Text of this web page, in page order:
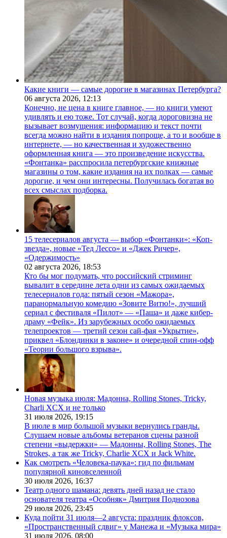
Какие книги — самые дорогие в магазинах Петербурга?
06 августа 2026, 12:13
Конечно, не цена в книге главное, — но книги умеют
удивлять и ею тоже. Тот случай, когда дороговизна не
вызывает возмущения: информацию и текст почти
всегда можно найти в издания попроще, а то и вообще в
интернете, — но качественная и художественно
оформленная книга — это произведение искусства.
«Фонтанка» расспросила петербургские книжные
магазины о том, какие издания на их полках — самые
дорогие, и чем они интересны. Получилась богатая во
всех смыслах подборка.
15 телесериалов августа — выбор «Фонтанки»: «Коп-
звезда», новые «Тед Лессо» и «Джек Ричер»,
«Одержимость»
02 августа 2026, 18:53
Кто бы мог подумать, что российский стриминг
вывалит в середине лета одни из самых ожидаемых
телесериалов года: пятый сезон «Мажора»,
паранормальную комедию «Зовите Витю!», лучший
сериал с фестиваля «Пилот» — «Паша» и даже кибер-
драму «Фейк». Из зарубежных особо ожидаемых
телепроектов — третий сезон сай-фая «Укрытие»,
приквел «Блондинки в законе» и очередной спин-офф
«Теории большого взрыва».
Новая музыка июля: Мадонна, Rolling Stones, Tricky,
Charli XCX и не только
31 июля 2026, 19:15
В июле в мир большой музыки вернулись гранды.
Слушаем новые альбомы ветеранов сцены разной
степени «выдержки» — Мадонны, Rolling Stones, The
Strokes, а так же Tricky, Charlie XCX и Jack White.
Как смотреть «Человека-паука»: гид по фильмам
популярной киновселенной
30 июля 2026, 16:37
Театр одного шамана: девять дней назад не стало
основателя театра «Особняк» Дмитрия Поднозова
29 июля 2026, 23:45
Куда пойти 31 июля—2 августа: праздник флоксов,
«Пространственный сдвиг» у Манежа и «Музыка мира»
31 июля 2026, 08:00